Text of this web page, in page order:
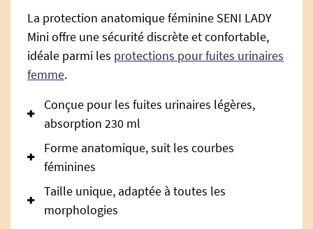
La protection anatomique féminine SENI LADY
Mini offre une sécurité discrète et confortable,
idéale parmi les protections pour fuites urinaires
femme.
Conçue pour les fuites urinaires légères,
absorption 230 ml
Forme anatomique, suit les courbes
féminines
Taille unique, adaptée à toutes les
morphologies